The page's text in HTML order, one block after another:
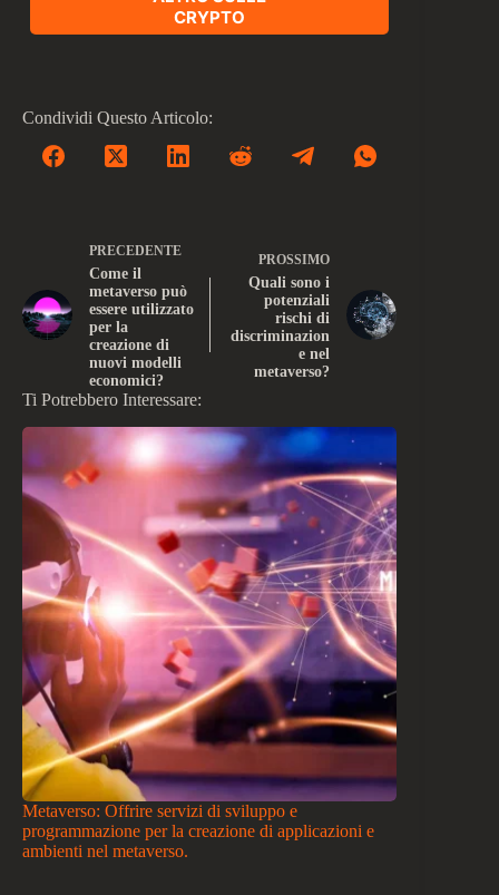
CRYPTO
Condividi Questo Articolo:
PRECEDENTE
Come il
metaverso può
essere utilizzato
per la
creazione di
nuovi modelli
economici?
PROSSIMO
Quali sono i
potenziali
rischi di
discriminazion
e nel
metaverso?
Ti Potrebbero Interessare:
Metaverso: Offrire servizi di sviluppo e
programmazione per la creazione di applicazioni e
ambienti nel metaverso.